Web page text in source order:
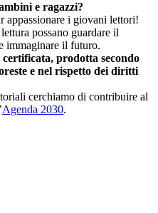
e ragazzi?
appassionare i giovani lettori!
possano guardare il
immaginare il futuro.
prodotta secondo
e nel rispetto dei diritti
cerchiamo di contribuire al
Agenda 2030.